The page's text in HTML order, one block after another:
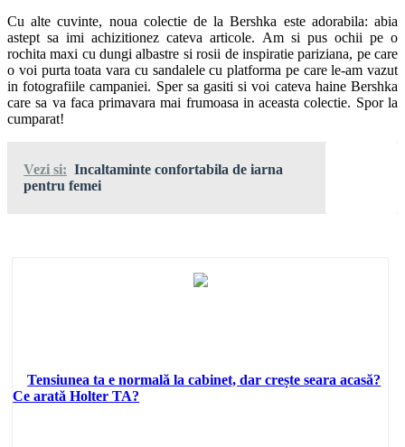
Cu alte cuvinte, noua colectie de la Bershka este adorabila: abia
astept sa imi achizitionez cateva articole. Am si pus ochii pe o
rochita maxi cu dungi albastre si rosii de inspiratie pariziana, pe care
o voi purta toata vara cu sandalele cu platforma pe care le-am vazut
in fotografiile campaniei. Sper sa gasiti si voi cateva haine Bershka
care sa va faca primavara mai frumoasa in aceasta colectie. Spor la
cumparat!
Vezi si: Incaltaminte confortabila de iarna
pentru femei
Tensiunea ta e normală la cabinet, dar crește seara acasă?
Ce arată Holter TA?